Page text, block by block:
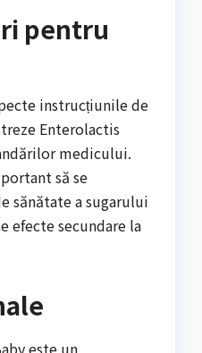
pentru
instrucțiunile de
Enterolactis
medicului.
să se
sănătate a sugarului
efecte secundare la
este un